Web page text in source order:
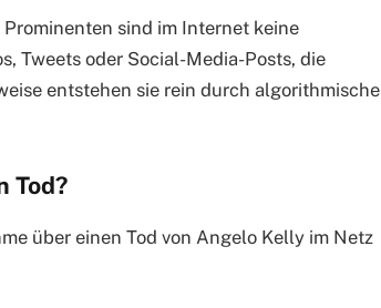
sind im Internet keine
Tweets oder Social-Media-Posts, die
entstehen sie rein durch algorithmische
Tod?
über einen Tod von Angelo Kelly im Netz